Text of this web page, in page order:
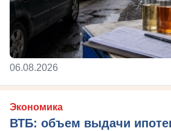
06.08.2026
Экономика
ВТБ: объем выдачи